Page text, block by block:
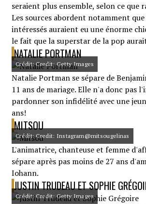
seraient plus ensemble, selon ce que
Les sources abordent notamment
intéressés auraient eu une énorme
le fait que la superstar de la pop
NATALIE PORTMAN
Crédit: Credit: Getty Images
Natalie Portman se sépare de
11 ans de mariage. Elle n'a donc pas
pardonner son infidélité avec une
ans!
MITSOU
Crédit: Credit: Instagram@mitsougelinas
L'animatrice, chanteuse et femme
sépare après pas moins de 27 ans
Iohann.
JUSTIN TRUDEAU ET SOPHIE
Crédit: Credit: Getty Images